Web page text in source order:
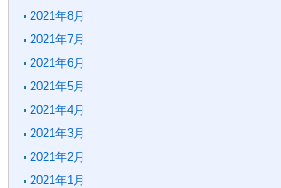
2021年8月
2021年7月
2021年6月
2021年5月
2021年4月
2021年3月
2021年2月
2021年1月